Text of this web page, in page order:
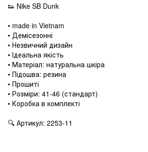
👟 Nike SB Dunk
• made in Vietnam
• Демісезонні
• Незвичний дизайн
• Ідеальна якість
• Матеріал: натуральна шкіра
• Підошва: резина
• Прошиті
• Розміри: 41-46 (стандарт)
• Коробка в комплекті
🔍 Артикул: 2253-11